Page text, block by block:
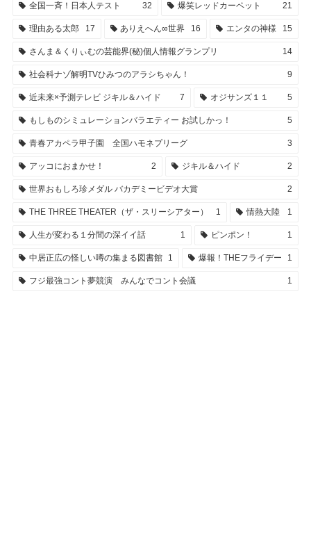
全国一斉！日本人テスト 32 爆笑レッドカーペット 21
理由ある太郎 17 ありえへん∞世界 16 エンタの神様 15
さんま＆くりぃむの芸能界(秘)個人情報グランプリ 14
社会科ナゾ解明TVひみつのアラシちゃん！ 9
近未来×予測テレビ ジキル＆ハイド 7 オジサンズ１１ 5
もしものシミュレーションバラエティー お試しかっ！ 5
青春アカペラ甲子園 全国ハモネプリーグ 3
アッコにおまかせ！ 2 ジキル＆ハイド 2
世界おもしろ珍メダル バカデミービデオ大賞 2
THE THREE THEATER（ザ・スリーシアター） 1 情熱大陸 1
人生が変わる１分間の深イイ話 1 ピンポン！ 1
中居正広の怪しい噂の集まる図書館 1 爆報！THEフライデー 1
フジ最強コント夢競演 みんなでコント会議 1